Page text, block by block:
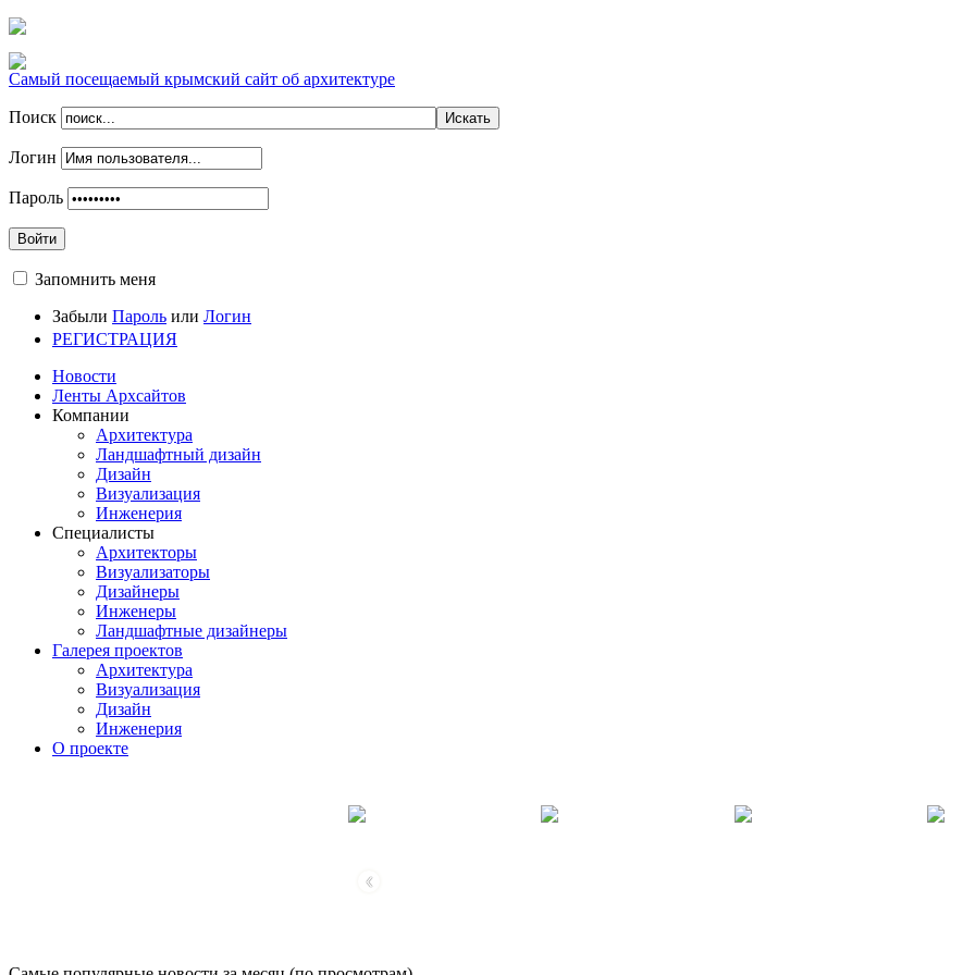
Самый посещаемый крымский сайт об архитектуре
Поиск
Логин
Пароль
Войти
Запомнить меня
Забыли Пароль или Логин
РЕГИСТРАЦИЯ
Новости
Ленты Архсайтов
Компании
Архитектура
Ландшафтный дизайн
Дизайн
Визуализация
Инженерия
Специалисты
Архитекторы
Визуализаторы
Дизайнеры
Инженеры
Ландшафтные дизайнеры
Галерея проектов
Архитектура
Визуализация
Дизайн
Инженерия
О проекте
‹